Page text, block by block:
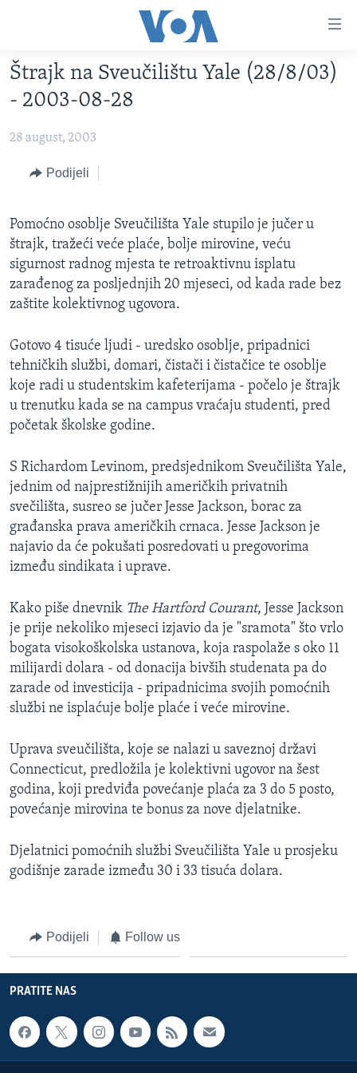
na
glavni
sadržaj
na
navigaciju
na
pretragu
TV PROGRAM
FOTOGRAFIJE DANA
VIJESTI
BOSNA I HERCEGOVINA
SVIJET
SPECIJALNI PROJEKTI
KORUPCIJA
SLOBODA MEDIJA
IZBJEGLIČKA STRANA
MAGAZIN
O GLASU AMERIKE
PRATITE NAS
Jezici
Štrajk na Sveučilištu Yale (28/8/03)
- 2003-08-28
28 august, 2003
Podijeli
Pomoćno osoblje Sveučilišta Yale stupilo je jučer u
štrajk, tražeći veće plaće, bolje mirovine, veću
sigurnost radnog mjesta te retroaktivnu isplatu
zarađenog za posljednjih 20 mjeseci, od kada rade bez
zaštite kolektivnog ugovora.
Gotovo 4 tisuće ljudi - uredsko osoblje, pripadnici
tehničkih službi, domari, čistači i čistačice te osoblje
koje radi u studentskim kafeterijama - počelo je štrajk
u trenutku kada se na campus vraćaju studenti, pred
početak školske godine.
S Richardom Levinom, predsjednikom Sveučilišta Yale,
jednim od najprestižnijih američkih privatnih
svečilišta, susreo se jučer Jesse Jackson, borac za
građanska prava američkih crnaca. Jesse Jackson je
najavio da će pokušati posredovati u pregovorima
između sindikata i uprave.
Kako piše dnevnik The Hartford Courant, Jesse Jackson
je prije nekoliko mjeseci izjavio da je "sramota" što vrlo
bogata visokoškolska ustanova, koja raspolaže s oko 11
milijardi dolara - od donacija bivših studenata pa do
zarade od investicija - pripadnicima svojih pomoćnih
službi ne isplaćuje bolje plaće i veće mirovine.
Uprava sveučilišta, koje se nalazi u saveznoj državi
Connecticut, predložila je kolektivni ugovor na šest
godina, koji predviđa povećanje plaća za 3 do 5 posto,
povećanje mirovina te bonus za nove djelatnike.
Djelatnici pomoćnih službi Sveučilišta Yale u prosjeku
godišnje zarade između 30 i 33 tisuća dolara.
Podijeli Follow us
PRATITE NAS